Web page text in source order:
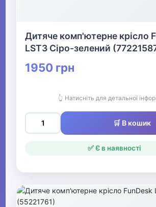
Дитяче комп'ютерне крісло
LST3 Сіро-зелений
1950 грн
👆 Натисніть для детальної
🛒 В кошик
✅ Є в наявності